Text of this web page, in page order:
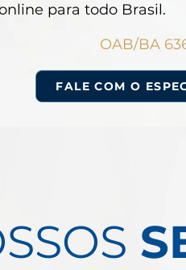
para todo Brasil.
OAB/BA
FALE COM O